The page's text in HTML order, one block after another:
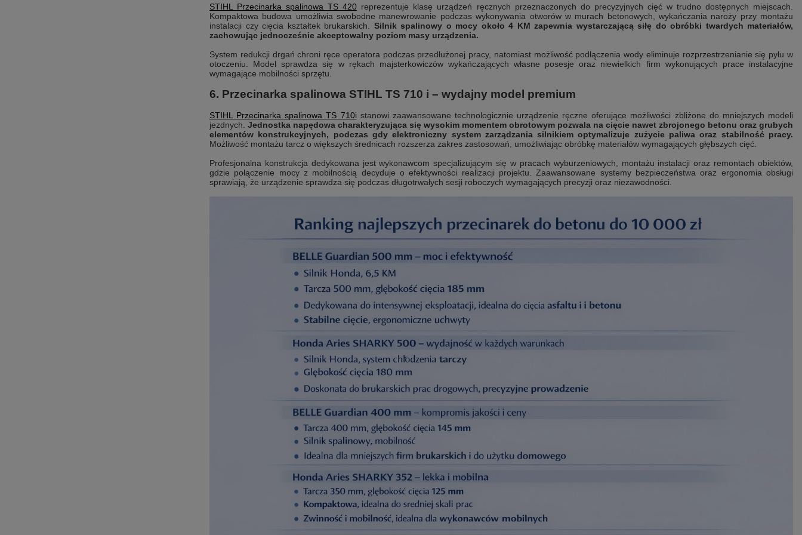
STIHL Przecinarka spalinowa TS 420 reprezentuje klasę urządzeń ręcznych przeznaczonych do precyzyjnych cięć w trudno dostępnych miejscach.
Kompaktowa budowa umożliwia swobodne manewrowanie podczas wykonywania otworów w murach betonowych, wykańczania naroży przy montażu
instalacji czy cięcia kształtek brukarskich. Silnik spalinowy o mocy około 4 KM zapewnia wystarczającą siłę do obróbki twardych materiałów,
zachowując jednocześnie akceptowalny poziom masy urządzenia.
System redukcji drgań chroni ręce operatora podczas przedłużonej pracy, natomiast możliwość podłączenia wody eliminuje rozprzestrzenianie się pyłu w
otoczeniu. Model sprawdza się w rękach majsterkowiczów wykańczających własne posesje oraz niewielkich firm wykonujących prace instalacyjne
wymagające mobilności sprzętu.
6. Przecinarka spalinowa STIHL TS 710 i – wydajny model premium
STIHL Przecinarka spalinowa TS 710i stanowi zaawansowane technologicznie urządzenie ręczne oferujące możliwości zbliżone do mniejszych modeli
jezdnych. Jednostka napędowa charakteryzująca się wysokim momentem obrotowym pozwala na cięcie nawet zbrojonego betonu oraz grubych
elementów konstrukcyjnych, podczas gdy elektroniczny system zarządzania silnikiem optymalizuje zużycie paliwa oraz stabilność pracy.
Możliwość montażu tarcz o większych średnicach rozszerza zakres zastosowań, umożliwiając obróbkę materiałów wymagających głębszych cięć.
Profesjonalna konstrukcja dedykowana jest wykonawcom specjalizującym się w pracach wyburzeniowych, montażu instalacji oraz remontach obiektów,
gdzie połączenie mocy z mobilnością decyduje o efektywności realizacji projektu. Zaawansowane systemy bezpieczeństwa oraz ergonomia obsługi
sprawiają, że urządzenie sprawdza się podczas długotrwałych sesji roboczych wymagających precyzji oraz niezawodności.